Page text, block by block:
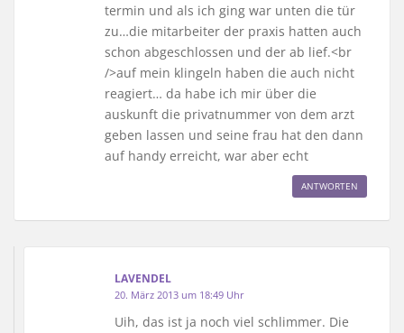
termin und als ich ging war unten die tür
zu…die mitarbeiter der praxis hatten auch
schon abgeschlossen und der ab lief.<br
/>auf mein klingeln haben die auch nicht
reagiert… da habe ich mir über die
auskunft die privatnummer von dem arzt
geben lassen und seine frau hat den dann
auf handy erreicht, war aber echt
ANTWORTEN
LAVENDEL
20. März 2013 um 18:49 Uhr
Uih, das ist ja noch viel schlimmer. Die